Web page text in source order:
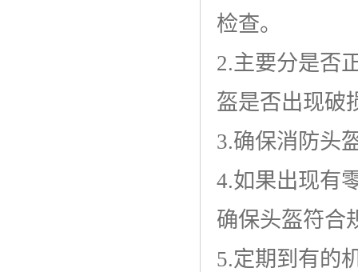
检查。
2.主要分是否
盔是否出现破
3.确保消防头
4.如果出现有
确保头盔符合
5.定期到有的